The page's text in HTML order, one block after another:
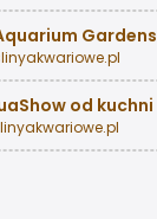
Gardens
od kuchni